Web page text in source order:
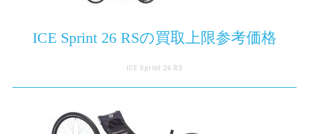
ICE Sprint 26 RSの買取上限参考価格
ICE Sprint 26 RS